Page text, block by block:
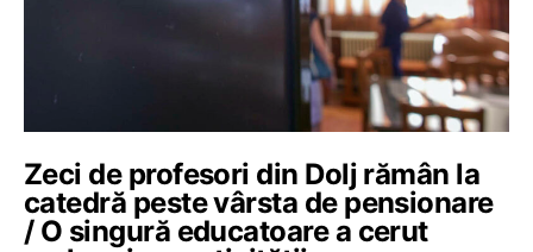
Zeci de profesori din Dolj rămân la
catedră peste vârsta de pensionare
/ O singură educatoare a cerut